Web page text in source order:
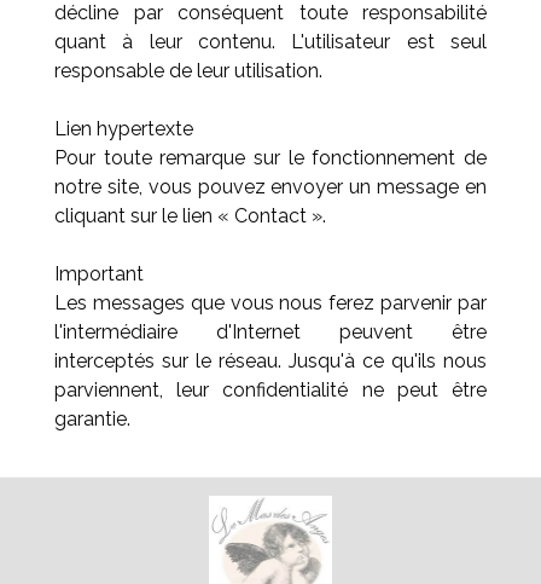
décline par conséquent toute responsabilité
quant à leur contenu. L'utilisateur est seul
responsable de leur utilisation.
Lien hypertexte
Pour toute remarque sur le fonctionnement de
notre site, vous pouvez envoyer un message en
cliquant sur le lien « Contact ».
Important
Les messages que vous nous ferez parvenir par
l'intermédiaire d'Internet peuvent être
interceptés sur le réseau. Jusqu'à ce qu'ils nous
parviennent, leur confidentialité ne peut être
garantie.